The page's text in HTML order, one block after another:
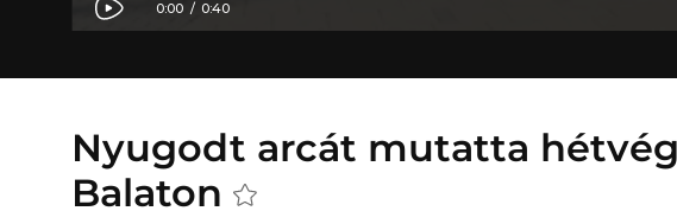
Nyugodt arcát mutatta
Balaton